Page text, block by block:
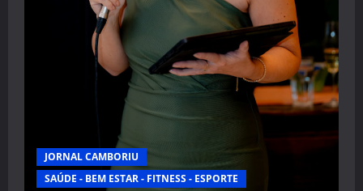
JORNAL CAMBORIU
SAÚDE - BEM ESTAR - FITNESS - ESPORTE